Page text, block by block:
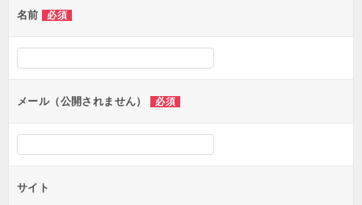
ー
シ
ン
名前 必須
メール（公開されません） 必須
サイト